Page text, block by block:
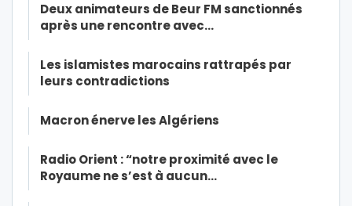
Deux animateurs de Beur FM sanctionnés
après une rencontre avec…
Les islamistes marocains rattrapés par
leurs contradictions
Macron énerve les Algériens
Radio Orient : “notre proximité avec le
Royaume ne s’est à aucun…